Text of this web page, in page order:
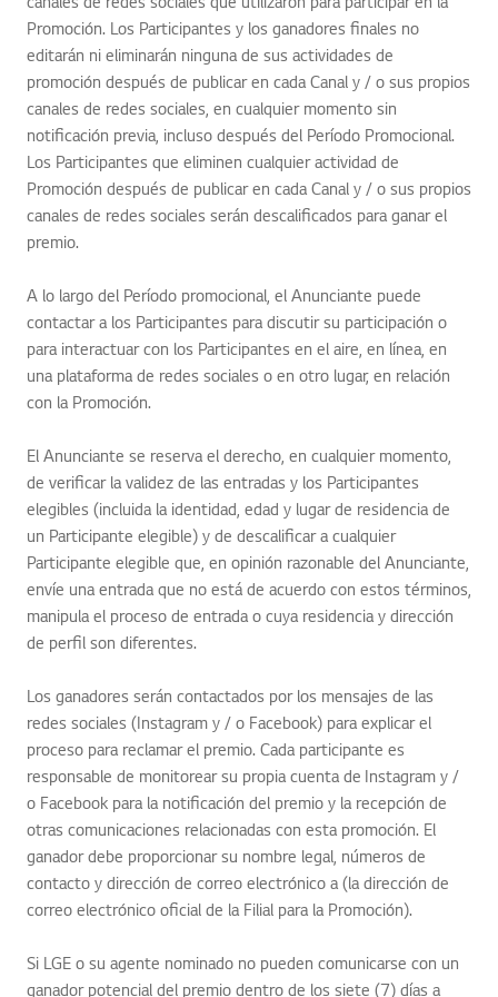
Promoción. Los Participantes y los ganadores finales no
editarán ni eliminarán ninguna de sus actividades de
promoción después de publicar en cada Canal y / o sus propios
canales de redes sociales, en cualquier momento sin
notificación previa, incluso después del Período Promocional.
Los Participantes que eliminen cualquier actividad de
Promoción después de publicar en cada Canal y / o sus propios
canales de redes sociales serán descalificados para ganar el
premio.
A lo largo del Período promocional, el Anunciante puede
contactar a los Participantes para discutir su participación o
para interactuar con los Participantes en el aire, en línea, en
una plataforma de redes sociales o en otro lugar, en relación
con la Promoción.
El Anunciante se reserva el derecho, en cualquier momento,
de verificar la validez de las entradas y los Participantes
elegibles (incluida la identidad, edad y lugar de residencia de
un Participante elegible) y de descalificar a cualquier
Participante elegible que, en opinión razonable del Anunciante,
envíe una entrada que no está de acuerdo con estos términos,
manipula el proceso de entrada o cuya residencia y dirección
de perfil son diferentes.
Los ganadores serán contactados por los mensajes de las
redes sociales (Instagram y / o Facebook) para explicar el
proceso para reclamar el premio. Cada participante es
responsable de monitorear su propia cuenta de Instagram y /
o Facebook para la notificación del premio y la recepción de
otras comunicaciones relacionadas con esta promoción. El
ganador debe proporcionar su nombre legal, números de
contacto y dirección de correo electrónico a (la dirección de
correo electrónico oficial de la Filial para la Promoción).
Si LGE o su agente nominado no pueden comunicarse con un
ganador potencial del premio dentro de los siete (7) días a